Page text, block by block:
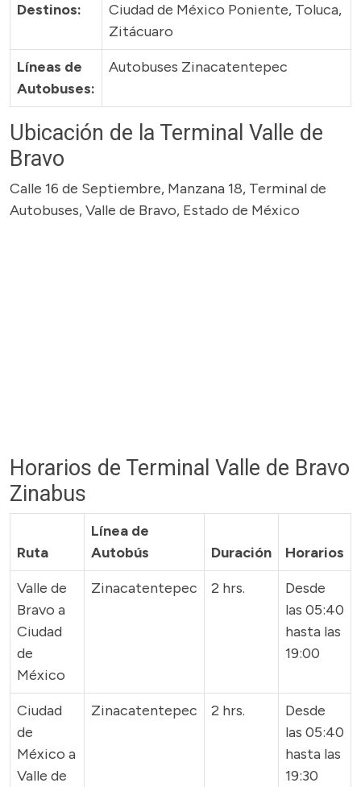
Destinos:
Ciudad de México Poniente, Toluca,
Zitácuaro
Líneas de
Autobuses:
Autobuses Zinacatentepec
Ubicación de la Terminal Valle de
Bravo
Calle 16 de Septiembre, Manzana 18, Terminal de
Autobuses, Valle de Bravo, Estado de México
Horarios de Terminal Valle de Bravo
Zinabus
Ruta
Línea de
Autobús
Duración
Horarios
Valle de
Bravo a
Ciudad
de
México
Zinacatentepec 2 hrs.
Desde
las 05:40
hasta las
19:00
Ciudad
de
México a
Valle de
Zinacatentepec 2 hrs.
Desde
las 05:40
hasta las
19:30